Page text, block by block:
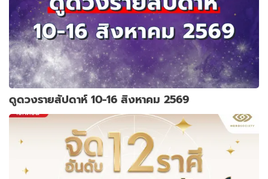
ดูดวงรายสัปดาห์ 10-16 สิงหาคม 2569